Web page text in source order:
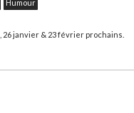
Humour
26 janvier & 23 février prochains.